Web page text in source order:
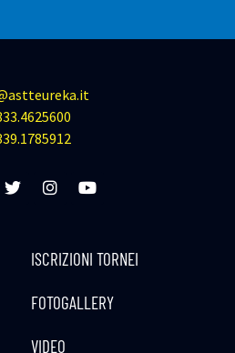
ISCRIZIONI TORNEI
FOTOGALLERY
VIDEO